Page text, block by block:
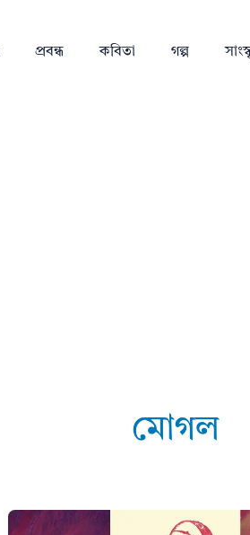
প্ৰবন্ধ কবিতা গল্প
মোগল